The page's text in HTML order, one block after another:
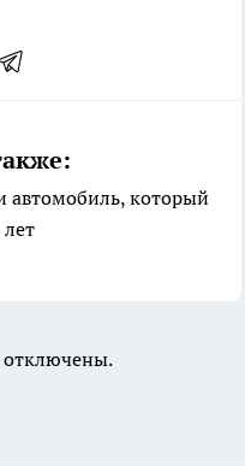
автомобиль, который
отключены.